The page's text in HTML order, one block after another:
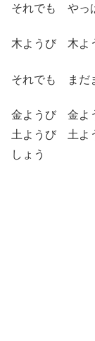
それでも やっ
木ようび 木
それでも まだ
金ようび 金よ
土ようび 土よ
しょう